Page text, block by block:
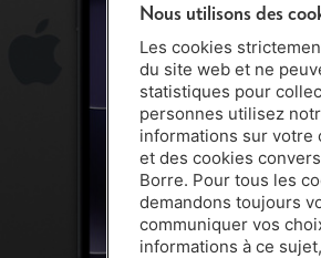
Nous utilisons des
Les cookies
du site web et ne
statistiques pour
personnes utilisez
informations sur votre
et des cookies
Borre. Pour tous les
demandons toujours
communiquer vos
informations à ce